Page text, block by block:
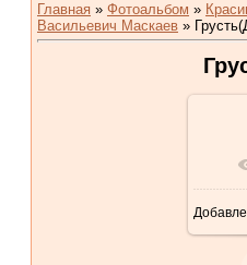
Главная » Фотоальбом »
Васильевич Маскаев »